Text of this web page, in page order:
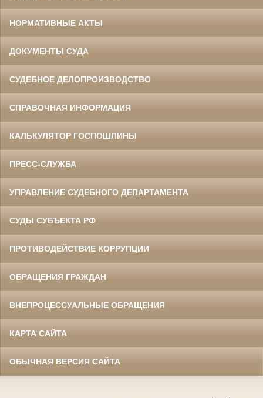
НОРМАТИВНЫЕ АКТЫ
ДОКУМЕНТЫ СУДА
СУДЕБНОЕ ДЕЛОПРОИЗВОДСТВО
СПРАВОЧНАЯ ИНФОРМАЦИЯ
КАЛЬКУЛЯТОР ГОСПОШЛИНЫ
ПРЕСС-СЛУЖБА
УПРАВЛЕНИЕ СУДЕБНОГО ДЕПАРТАМЕНТА
СУДЫ СУБЪЕКТА РФ
ПРОТИВОДЕЙСТВИЕ КОРРУПЦИИ
ОБРАЩЕНИЯ ГРАЖДАН
ВНЕПРОЦЕССУАЛЬНЫЕ ОБРАЩЕНИЯ
КАРТА САЙТА
ОБЫЧНАЯ ВЕРСИЯ САЙТА